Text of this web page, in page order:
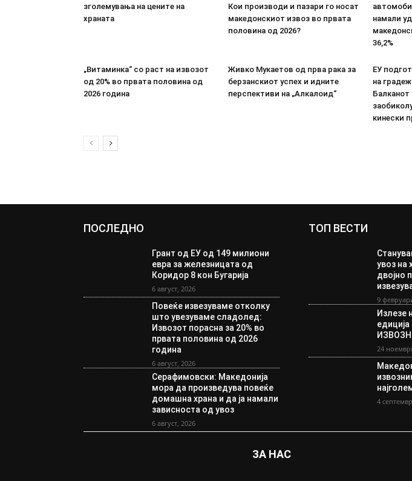
зголемувања на цените на
храната
Кои производи и пазари го носат
македонскиот извоз во првата
половина од 2026?
намали
36,2%
„Витаминка“ со раст на извозот
од 20% во првата половина од
2026 година
Живко Мукаетов од прва рака за
берзанскиот успех и идните
перспективи на „Алкалоид“
ЕУ
на
кинески
ПОСЛЕДНО
Грант од ЕУ од 149 милиони
евра за железницата од
Коридор 8 кон Бугарија
6 август, 2026
Повеќе извезуваме отколку
што увезуваме сладолед:
Извозот порасна за 20% во
првата половина од 2026
година
6 август, 2026
Серафимовски: Македонија
мора да произведува повеќе
домашна храна и да ја намали
зависноста од увоз
6 август, 2026
ТОП ВЕСТИ
увоз на
двојно
9
Излезе
24
4
ЗА НАС